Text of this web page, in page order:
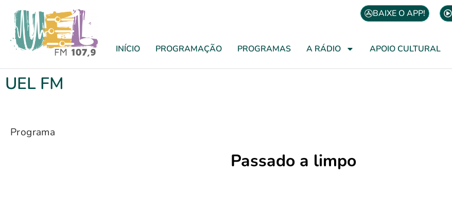
BAIXE O APP!
INÍCIO PROGRAMAÇÃO PROGRAMAS A RÁDIO APOIO CULTURAL
UEL FM
Programa
Passado a limpo